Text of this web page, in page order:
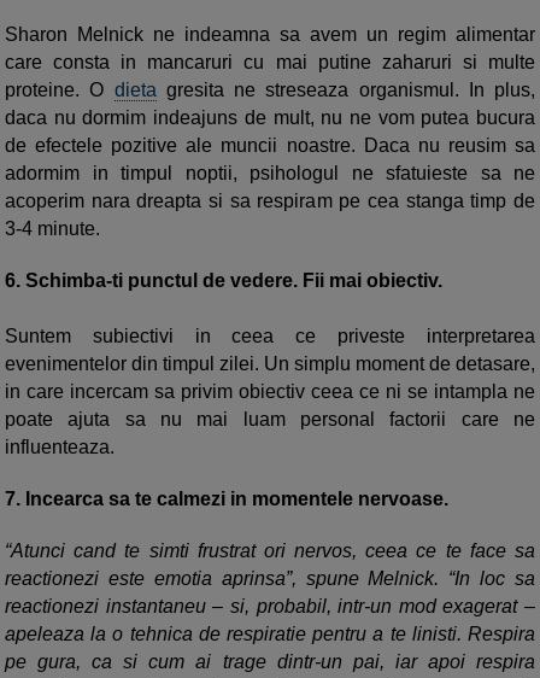
Sharon Melnick ne indeamna sa avem un regim alimentar
care consta in mancaruri cu mai putine zaharuri si multe
proteine. O dieta gresita ne streseaza organismul. In plus,
daca nu dormim indeajuns de mult, nu ne vom putea bucura
de efectele pozitive ale muncii noastre. Daca nu reusim sa
adormim in timpul noptii, psihologul ne sfatuieste sa ne
acoperim nara dreapta si sa respiram pe cea stanga timp de
3-4 minute.
6. Schimba-ti punctul de vedere. Fii mai obiectiv.
Suntem subiectivi in ceea ce priveste interpretarea
evenimentelor din timpul zilei. Un simplu moment de detasare,
in care incercam sa privim obiectiv ceea ce ni se intampla ne
poate ajuta sa nu mai luam personal factorii care ne
influenteaza.
7. Incearca sa te calmezi in momentele nervoase.
“Atunci cand te simti frustrat ori nervos, ceea ce te face sa
reactionezi este emotia aprinsa”, spune Melnick. “In loc sa
reactionezi instantaneu – si, probabil, intr-un mod exagerat –
apeleaza la o tehnica de respiratie pentru a te linisti. Respira
pe gura, ca si cum ai trage dintr-un pai, iar apoi respira